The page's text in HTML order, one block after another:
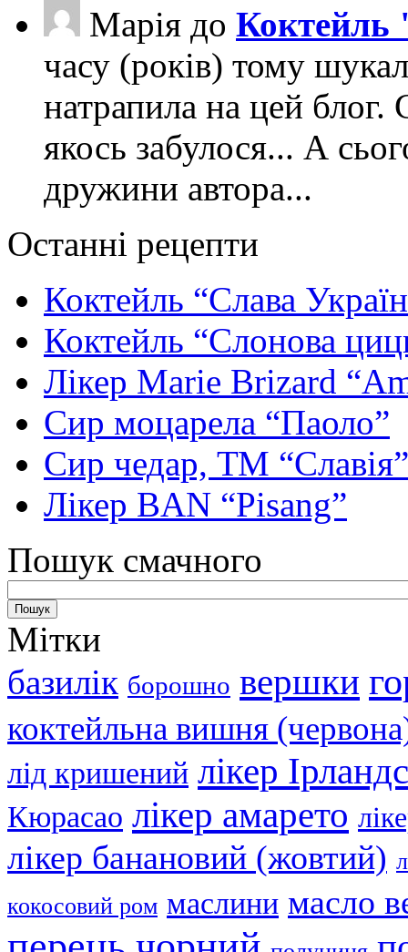
Марія до Коктейль
часу (років) тому
натрапила на цей блог.
якось забулося... А
дружини автора...
Останні рецепти
Коктейль “Слава
Коктейль “Слонова
Лікер Marie Brizard
Сир моцарела “Паоло”
Сир чедар, ТМ “Славія”
Лікер BAN “Pisang”
Пошук смачного
Мітки
базилік борошно вершки
коктейльна вишня
лід кришений лікер
Кюрасао лікер амарето
лікер банановий (жовтий)
кокосовий ром маслини масло